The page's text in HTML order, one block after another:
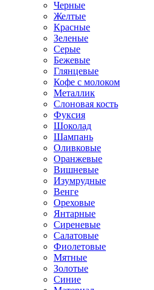
Черные
Желтые
Красные
Зеленые
Серые
Бежевые
Глянцевые
Кофе с молоком
Металлик
Слоновая кость
Фуксия
Шоколад
Шампань
Оливковые
Оранжевые
Вишневые
Изумрудные
Венге
Ореховые
Янтарные
Сиреневые
Салатовые
Фиолетовые
Мятные
Золотые
Синие